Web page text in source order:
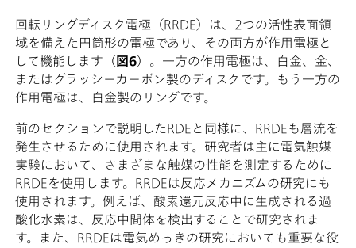
回転リングディスク電極（RRDE）は、2つの活性表面領
域を備えた円筒形の電極であり、その両方が作用電極と
して機能します（図6）。一方の作用電極は、白金、金、
またはグラッシーカーボン製のディスクです。もう一方の
作用電極は、白金製のリングです。
前のセクションで説明したRDEと同様に、RRDEも層流を
発生させるために使用されます。研究者は主に電気触媒
実験において、さまざまな触媒の性能を測定するために
RRDEを使用します。RRDEは反応メカニズムの研究にも
使用されます。例えば、酸素還元反応中に生成される過
酸化水素は、反応中間体を検出することで研究されま
す。また、RRDEは電気めっきの研究においても重要な役